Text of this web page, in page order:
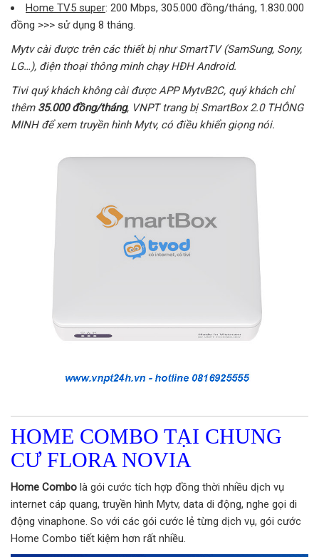
Home TV5 super: 200 Mbps, 305.000 đồng/tháng, 1.830.000
đồng >>> sử dụng 8 tháng.
Mytv cài được trên các thiết bị như SmartTV (SamSung, Sony,
LG…), điện thoại thông minh chạy HĐH Android.
Tivi quý khách không cài được APP MytvB2C, quý khách chỉ
thêm 35.000 đồng/tháng, VNPT trang bị SmartBox 2.0 THÔNG
MINH để xem truyền hình Mytv, có điều khiển giọng nói.
HOME COMBO TẠI CHUNG
CƯ FLORA NOVIA
Home Combo là gói cước tích hợp đồng thời nhiều dịch vụ
internet cáp quang, truyền hình Mytv, data di động, nghe gọi di
động vinaphone. So với các gói cước lẻ từng dịch vụ, gói cước
Home Combo tiết kiệm hơn rất nhiều.